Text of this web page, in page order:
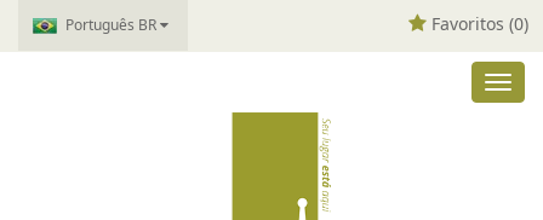
Português BR Favoritos (0)